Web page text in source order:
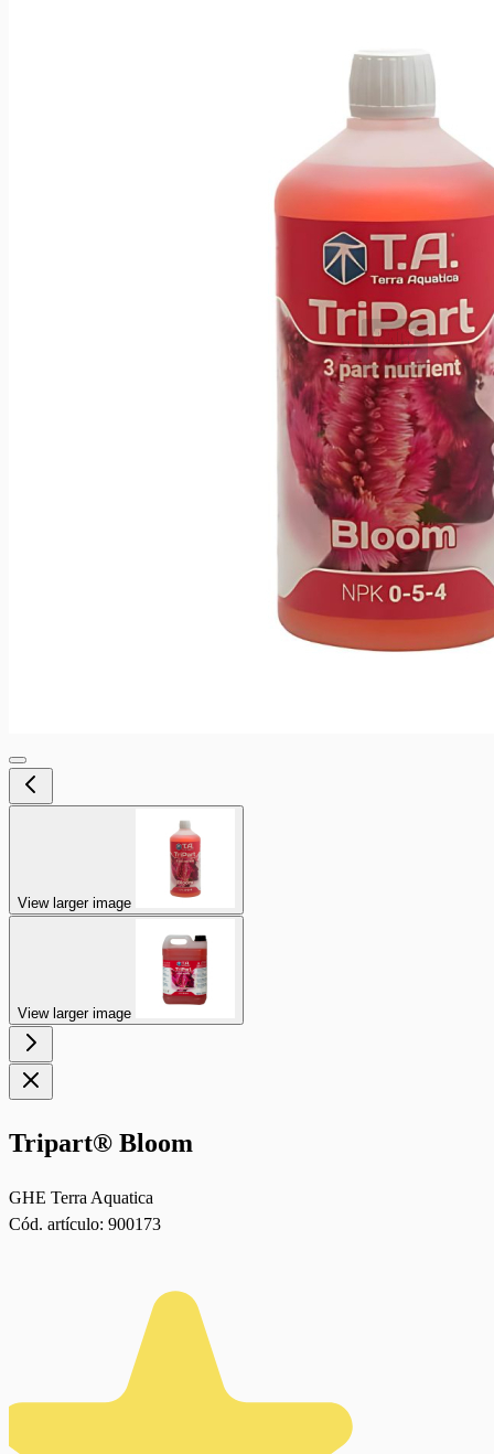
View larger image
View larger image
Tripart® Bloom
GHE Terra Aquatica
Cód. artículo: 900173